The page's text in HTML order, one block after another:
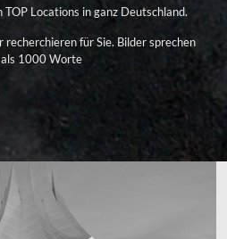
Locations in ganz Deutschland.
recherchieren für Sie. Bilder sprechen
1000 Worte